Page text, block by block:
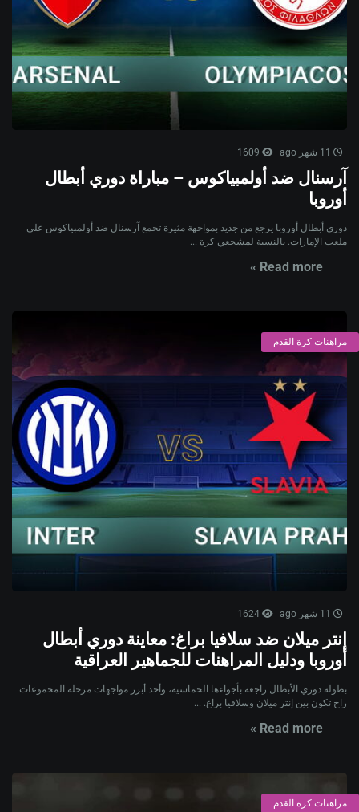
آرسنال ضد أولمبياكوس – مباراة دوري أبطال
أوروبا
دوري أبطال أوروبا يرجع من جديد بمواجهة مثيرة تجمع آرسنال ضد أولمبياكوس على
ملعب الإمارات. بالنسبة لمشجعي كرة ...
Read more »
مراهنات كرة القدم
إنتر ميلان ضد سلافيا براغ: معاينة دوري أبطال
أوروبا ودليل المراهنات للجماهير العراقية
بطولة دوري الأبطال راجعة بأجواءها الحماسية، وأحد أبرز مواجهات مرحلة المجموعات
راح تكون بين إنتر ميلان وسلافيا براغ. ...
Read more »
مراهنات كرة القدم